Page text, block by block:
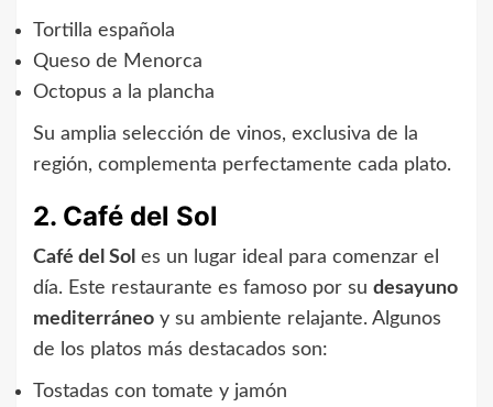
Tortilla española
Queso de Menorca
Octopus a la plancha
Su amplia selección de vinos, exclusiva de la
región, complementa perfectamente cada plato.
2. Café del Sol
Café del Sol es un lugar ideal para comenzar el
día. Este restaurante es famoso por su desayuno
mediterráneo y su ambiente relajante. Algunos
de los platos más destacados son:
Tostadas con tomate y jamón